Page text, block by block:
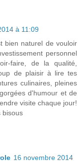
à 11:09
bien naturel de vouloir
personnel
faire, de la qualité,
de plaisir à lire tes
culinaires, pleines
d'humour et de
visite chaque jour!
bisous
16 novembre 2014